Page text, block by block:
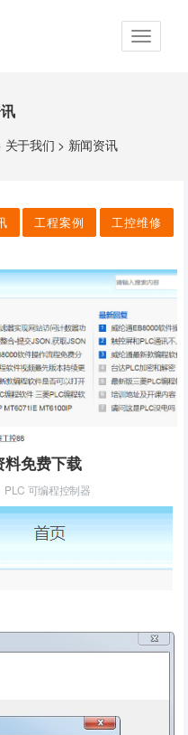
关于我们 > 新闻资讯
工程案例 工控维修
料免费下载
PLC 可编程控制器